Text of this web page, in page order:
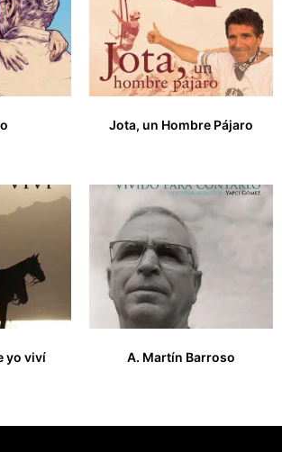
Jota, un Hombre Pájaro
yo viví
A. Martín Barroso